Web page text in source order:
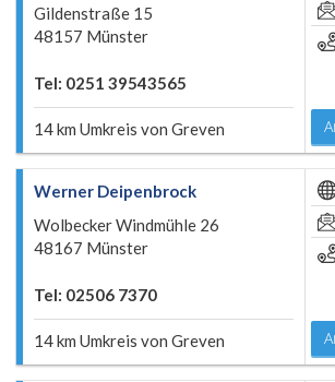
Gildenstraße 15
48157 Münster
Tel: 0251 39543565
14 km Umkreis von Greven
Werner Deipenbrock
Wolbecker Windmühle 26
48167 Münster
Tel: 02506 7370
14 km Umkreis von Greven